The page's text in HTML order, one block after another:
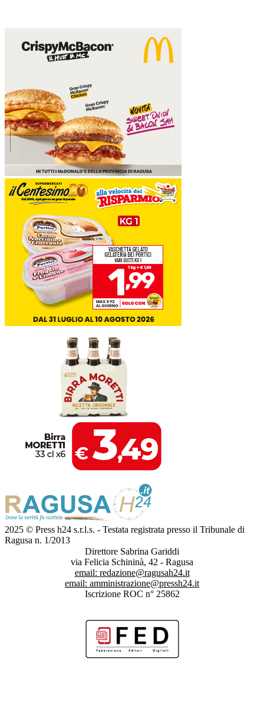
2025 © Press h24 s.r.l.s. - Testata registrata presso il Tribunale di
Ragusa n. 1/2013
Direttore Sabrina Gariddi
via Felicia Schininà, 42 - Ragusa
email: redazione@ragusah24.it
email: amministrazione@pressh24.it
Iscrizione ROC n° 25862